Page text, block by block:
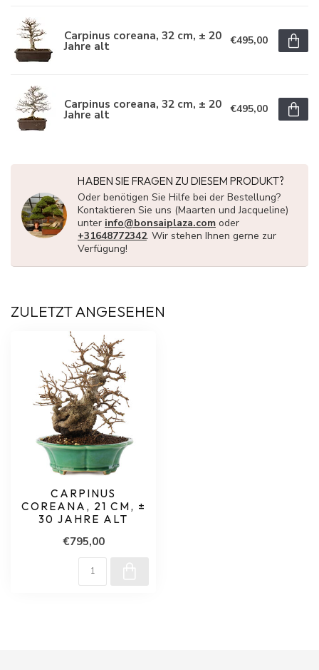
Carpinus coreana, 32 cm, ± 20
Jahre alt €495,00
Carpinus coreana, 32 cm, ± 20
Jahre alt €495,00
HABEN SIE FRAGEN ZU DIESEM PRODUKT?
Oder benötigen Sie Hilfe bei der Bestellung?
Kontaktieren Sie uns (Maarten und Jacqueline)
unter info@bonsaiplaza.com oder
+31648772342. Wir stehen Ihnen gerne zur
Verfügung!
ZULETZT ANGESEHEN
CARPINUS
COREANA, 21 CM, ±
30 JAHRE ALT
€795,00